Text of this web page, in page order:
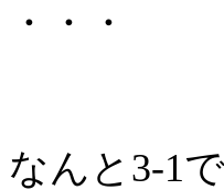
・・・
なんと 3-1